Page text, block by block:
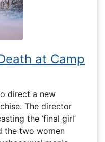
at Camp
direct a new
The director
the ‘final girl’
the two women